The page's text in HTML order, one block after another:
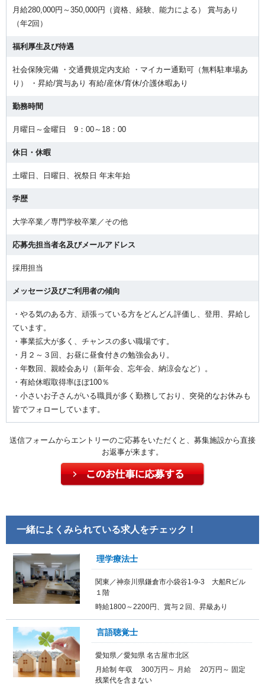
月給280,000円～350,000円（資格、経験、能力による） 賞与あり
（年2回）
福利厚生及び待遇
社会保険完備 ・交通費規定内支給 ・マイカー通勤可（無料駐車場あ
り） ・昇給/賞与あり 有給/産休/育休/介護休暇あり
勤務時間
月曜日～金曜日 9：00～18：00
休日・休暇
土曜日、日曜日、祝祭日 年末年始
学歴
大学卒業／専門学校卒業／その他
応募先担当者名及びメールアドレス
採用担当
メッセージ及びご利用者の傾向
・やる気のある方、頑張っている方をどんどん評価し、登用、昇給し
ています。
・事業拡大が多く、チャンスの多い職場です。
・月２～３回、お昼に昼食付きの勉強会あり。
・年数回、親睦会あり（新年会、忘年会、納涼会など）。
・有給休暇取得率ほぼ100％
・小さいお子さんがいる職員が多く勤務しており、突発的なお休みも
皆でフォローしています。
送信フォームからエントリーのご応募をいただくと、募集施設から直接
お返事が来ます。
一緒によくみられている求人をチェック！
理学療法士
関東／神奈川県鎌倉市小袋谷1-9-3 大船Rビル
１階
時給1800～2200円、賞与２回、昇級あり
言語聴覚士
愛知県／愛知県 名古屋市北区
月給制 年収 300万円～ 月給 20万円～ 固定
残業代を含まない